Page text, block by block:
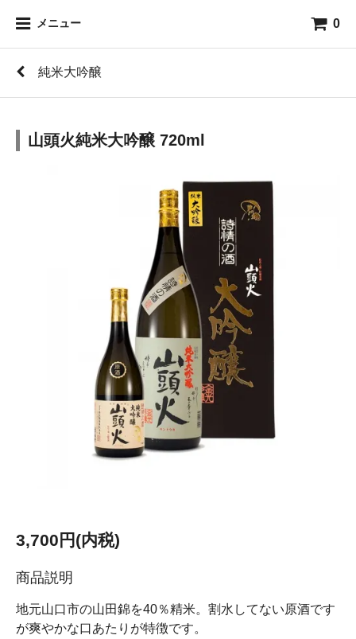
メニュー 0
純米大吟醸
山頭火純米大吟醸 720ml
3,700円(内税)
商品説明
地元山口市の山田錦を40％精米。割水してない原酒です
が爽やかな口あたりが特徴です。